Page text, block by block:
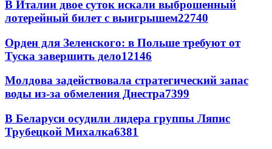
В Италии двое суток искали выброшенный
лотерейный билет с выигрышем22740
Орден для Зеленского: в Польше требуют от
Туска завершить дело12146
Молдова задействовала стратегический запас
воды из-за обмеления Днестра7399
В Беларуси осудили лидера группы Ляпис
Трубецкой Михалка6381